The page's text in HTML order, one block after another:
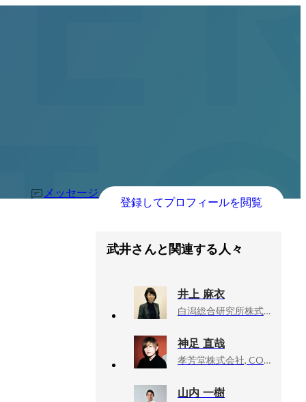
メッセージ
登録してプロフィールを閲覧
武井さんと関連する人々
井上 麻衣
白潟総合研究所株式会社, シニアマネージャー/自在コンサルティング事業部長
神足 直哉
孝芳堂株式会社, COO
山内 一樹